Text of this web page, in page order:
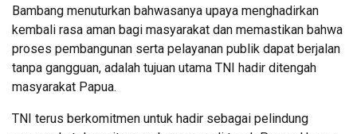
Bambang menuturkan bahwasanya upaya menghadirkan
kembali rasa aman bagi masyarakat dan memastikan bahwa
proses pembangunan serta pelayanan publik dapat berjalan
tanpa gangguan, adalah tujuan utama TNI hadir ditengah
masyarakat Papua.
TNI terus berkomitmen untuk hadir sebagai pelindung